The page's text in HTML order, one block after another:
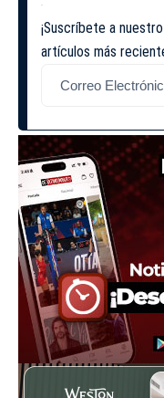
¡Suscríbete a
artículos más